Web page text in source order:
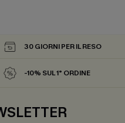
30 GIORNI PER IL RESO
-10% SUL 1° ORDINE